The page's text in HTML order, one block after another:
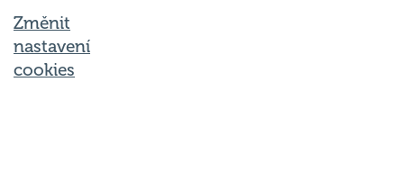
Změnit
nastavení
cookies